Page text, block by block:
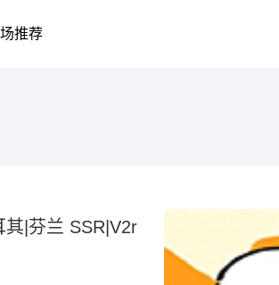
推荐
|芬兰 SSR|V2r